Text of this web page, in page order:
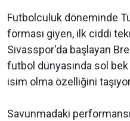
Futbolculuk döneminde
forması giyen, ilk ciddi
Sivasspor'da başlayan
futbol dünyasında sol
isim olma özelliğini
Savunmadaki